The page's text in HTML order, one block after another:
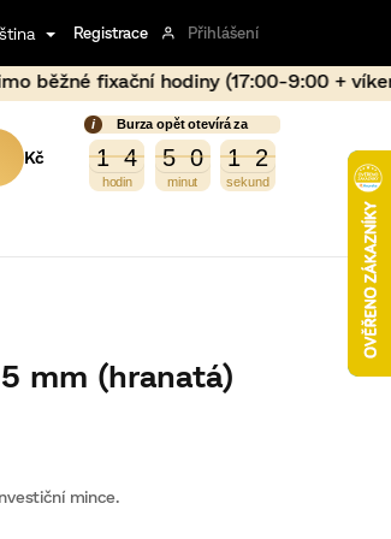
9:00 + víkend) může dojít
Registrace Přihlášení
NÁKUPNÍ
KOŠÍK
Burza opět otevírá za
1
1 4
4 5
5 0
0 1
1 1
2
1
3
2
mince.
mm (hranatá)